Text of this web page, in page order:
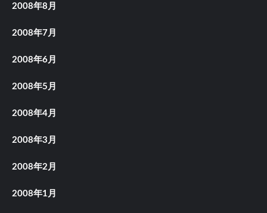
2008年8月
2008年7月
2008年6月
2008年5月
2008年4月
2008年3月
2008年2月
2008年1月